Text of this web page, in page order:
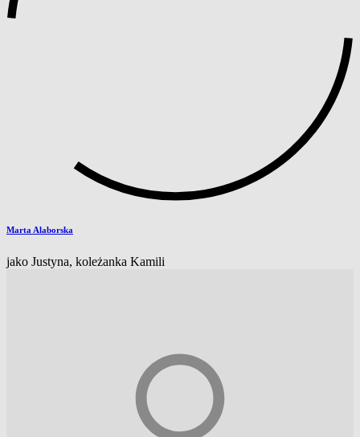
Marta Alaborska
jako Justyna, koleżanka Kamili